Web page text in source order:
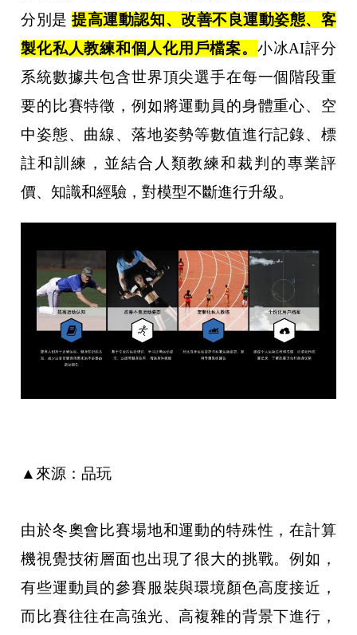
分別是提高運動認知、改善不良運動姿態、客
製化私人教練和個人化用戶檔案。 小冰AI評分
系統數據共包含世界頂尖選手在每一個階段重
要的比賽特徵，例如將運動員的身體重心、空
中姿態、曲線、落地姿勢等數值進行記錄、標
註和訓練，並結合人類教練和裁判的專業評
價、知識和經驗，對模型不斷進行升級。
▲來源：品玩
由於冬奧會比賽場地和運動的特殊性，在計算
機視覺技術層面也出現了很大的挑戰。例如，
有些運動員的參賽服裝與環境顏色高度接近，
而比賽往往在高強光、高複雜的背景下進行，